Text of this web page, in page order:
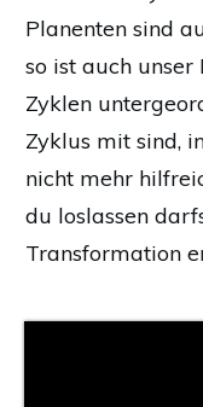
Planenten sind
so ist auch
Zyklen
Zyklus mit sind,
nicht mehr
du loslassen
Transformation